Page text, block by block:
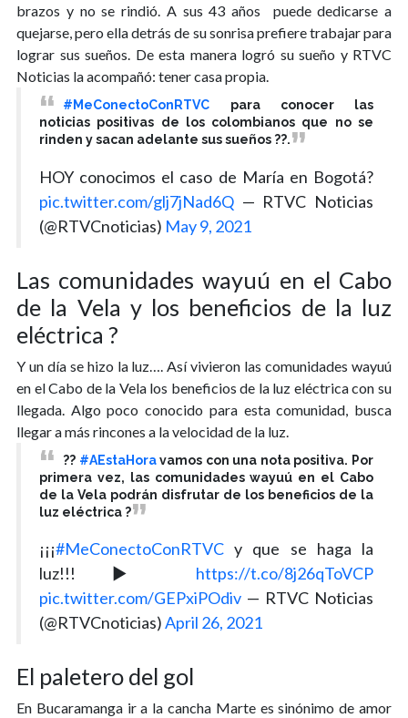
brazos y no se rindió. A sus 43 años puede dedicarse a
quejarse, pero ella detrás de su sonrisa prefiere trabajar para
lograr sus sueños. De esta manera logró su sueño y RTVC
Noticias la acompañó: tener casa propia.
#MeConectoConRTVC para conocer las
noticias positivas de los colombianos que no se
rinden y sacan adelante sus sueños ??.
HOY conocimos el caso de María en Bogotá?
pic.twitter.com/glj7jNad6Q — RTVC Noticias
(@RTVCnoticias) May 9, 2021
Las comunidades wayuú en el Cabo
de la Vela y los beneficios de la luz
eléctrica ?
Y un día se hizo la luz…. Así vivieron las comunidades wayuú
en el Cabo de la Vela los beneficios de la luz eléctrica con su
llegada. Algo poco conocido para esta comunidad, busca
llegar a más rincones a la velocidad de la luz.
?? #AEstaHoravamos con una nota positiva. Por
primera vez, las comunidades wayuú en el Cabo
de la Vela podrán disfrutar de los beneficios de la
luz eléctrica ?
¡¡¡#MeConectoConRTVC y que se haga la
luz!!! ▶️ https://t.co/8j26qToVCP
pic.twitter.com/GEPxiPOdiv — RTVC Noticias
(@RTVCnoticias)April 26, 2021
El paletero del gol
En Bucaramanga ir a la cancha Marte es sinónimo de amor